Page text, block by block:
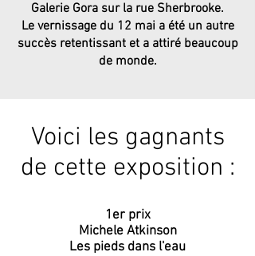
Galerie Gora sur la rue Sherbrooke.
Le vernissage du 12 mai a été un autre
succès retentissant et a attiré beaucoup
de monde.
Voici les gagnants
de cette exposition :
1er prix
Michele Atkinson
Les pieds dans l'eau